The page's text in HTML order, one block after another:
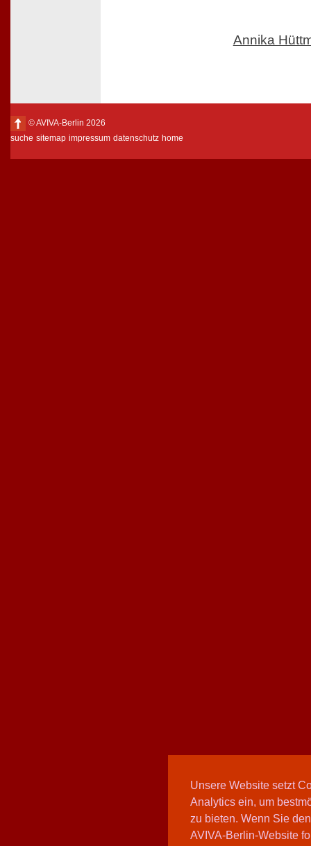
Unsere Website setzt
Analytics ein, um
zu bieten. Wenn Sie
AVIVA-Berlin-Website
Annika
© AVIVA-Berlin 2026
suche sitemap impressum datenschutz home